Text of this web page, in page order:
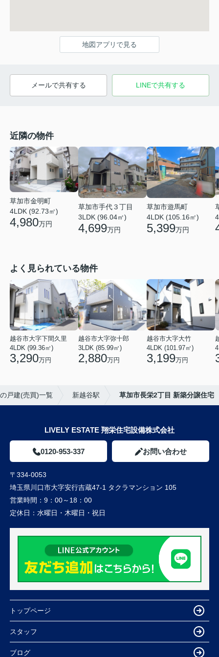
地図アプリで見る
メールで共有する LINEで共有する
近隣の物件
草加市金明町
4LDK (92.73㎡)
4,980万円
草加市手代３丁目
3LDK (96.04㎡)
4,699万円
草加市遊馬町
4LDK (105.16㎡)
5,399万円
よく見られている物件
越谷市大字下間久里
4LDK (99.36㎡)
3,290万円
越谷市大字弥十郎
3LDK (85.99㎡)
2,880万円
越谷市大字大竹
4LDK (101.97㎡)
3,199万円
戸建(売買)一覧 新越谷駅 草加市長栄2丁目 新築分譲住宅
LIVELY ESTATE 翔栄住宅設備株式会社
0120-953-337 お問い合わせ
〒334-0053
埼玉県川口市大字安行吉蔵47-1 タクラマンション 105
営業時間： 9：00～18：00
定休日： 水曜日・木曜日・祝日
トップページ
スタッフ
ブログ